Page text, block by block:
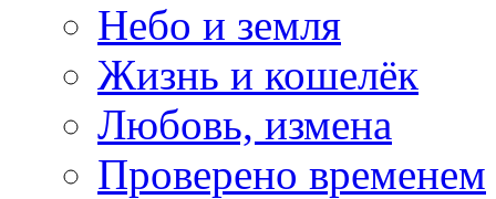
Небо и земля
Жизнь и кошелёк
Любовь, измена
Проверено временем